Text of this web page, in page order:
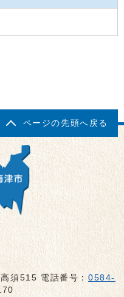
ページの先頭へ戻る
須515 電話番号：0584-